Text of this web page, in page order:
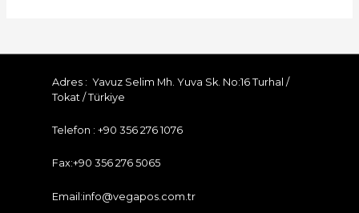
Adres : Yavuz Selim Mh. Yuva Sk. No:16 Turhal /
Tokat / Türkiye
Telefon : +90 356 276 1076
Fax:+90 356 276 5065
Email:info@vegapos.com.tr